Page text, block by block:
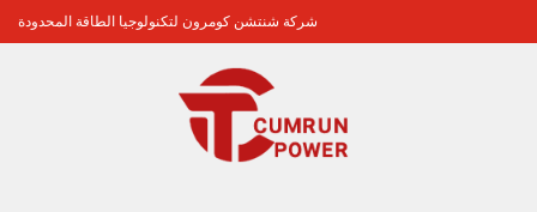
شركة شنتشن كومرون لتكنولوجيا الطاقة المحدودة